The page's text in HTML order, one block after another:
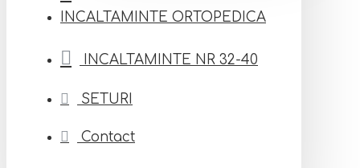
INCALTAMINTE ORTOPEDICA
INCALTAMINTE NR 32-40
SETURI
Contact